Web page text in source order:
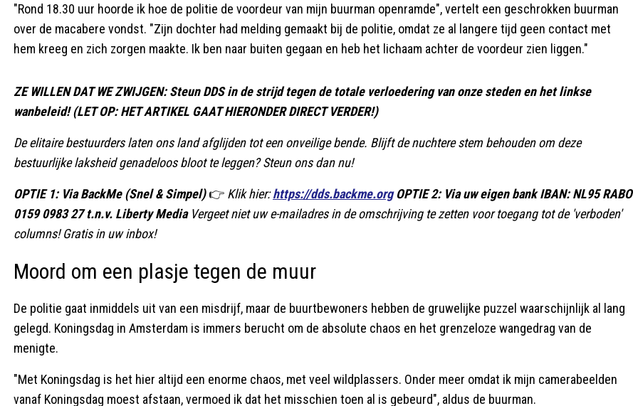
"Rond 18.30 uur hoorde ik hoe de politie de voordeur van mijn buurman openramde", vertelt een geschrokken buurman
over de macabere vondst. "Zijn dochter had melding gemaakt bij de politie, omdat ze al langere tijd geen contact met
hem kreeg en zich zorgen maakte. Ik ben naar buiten gegaan en heb het lichaam achter de voordeur zien liggen."
ZE WILLEN DAT WE ZWIJGEN: Steun DDS in de strijd tegen de totale verloedering van onze steden en het linkse
wanbeleid! (LET OP: HET ARTIKEL GAAT HIERONDER DIRECT VERDER!)
De elitaire bestuurders laten ons land afglijden tot een onveilige bende. Blijft de nuchtere stem behouden om deze
bestuurlijke laksheid genadeloos bloot te leggen? Steun ons dan nu!
OPTIE 1: Via BackMe (Snel & Simpel)👉 Klik hier:https://dds.backme.org OPTIE 2: Via uw eigen bank IBAN: NL95 RABO
0159 0983 27 t.n.v. Liberty Media Vergeet niet uw e-mailadres in de omschrijving te zetten voor toegang tot de 'verboden'
columns! Gratis in uw inbox!
Moord om een plasje tegen de muur
De politie gaat inmiddels uit van een misdrijf, maar de buurtbewoners hebben de gruwelijke puzzel waarschijnlijk al lang
gelegd. Koningsdag in Amsterdam is immers berucht om de absolute chaos en het grenzeloze wangedrag van de
menigte.
"Met Koningsdag is het hier altijd een enorme chaos, met veel wildplassers. Onder meer omdat ik mijn camerabeelden
vanaf Koningsdag moest afstaan, vermoed ik dat het misschien toen al is gebeurd", aldus de buurman.